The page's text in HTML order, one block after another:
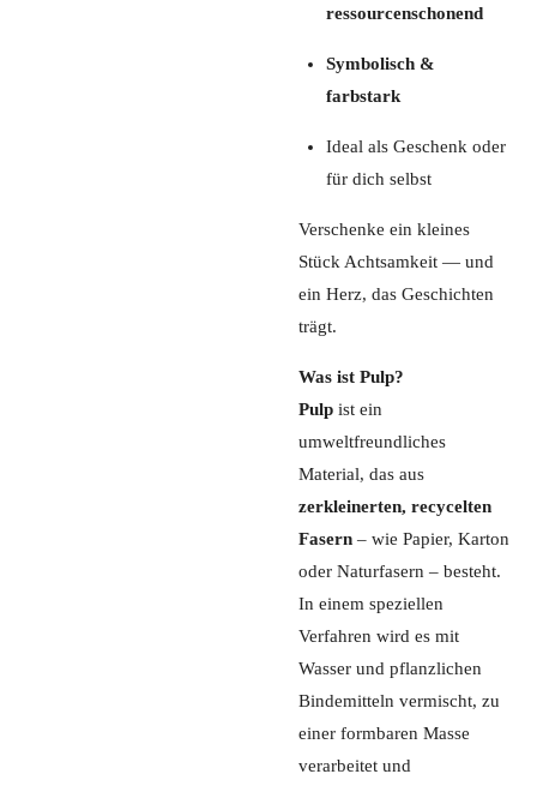
ressourcenschonend
Symbolisch &
farbstark
Ideal als Geschenk oder
für dich selbst
Verschenke ein kleines
Stück Achtsamkeit — und
ein Herz, das Geschichten
trägt.
Was ist Pulp?
Pulp ist ein
umweltfreundliches
Material, das aus
zerkleinerten, recycelten
Fasern – wie Papier, Karton
oder Naturfasern – besteht.
In einem speziellen
Verfahren wird es mit
Wasser und pflanzlichen
Bindemitteln vermischt, zu
einer formbaren Masse
verarbeitet und